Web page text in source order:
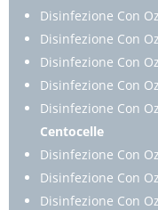
Disinfezione Con
Disinfezione Con
Disinfezione Con
Disinfezione Con
Disinfezione Con
Centocelle
Disinfezione Con
Disinfezione Con
Disinfezione Con